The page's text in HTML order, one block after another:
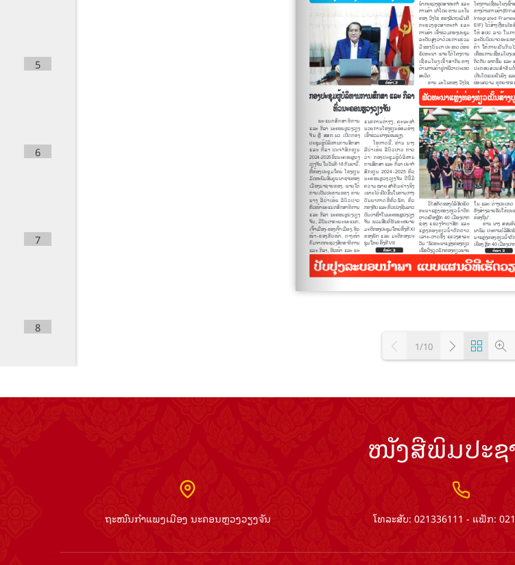
1/10
5
6
7
8
ໜັງສືພິມປະຊ
ຖະໜົນກຳແພງເມືອງ ນະຄອນຫຼວງວຽງຈັນ ໂທລະສັບ: 021336111 - ແຟັກ: